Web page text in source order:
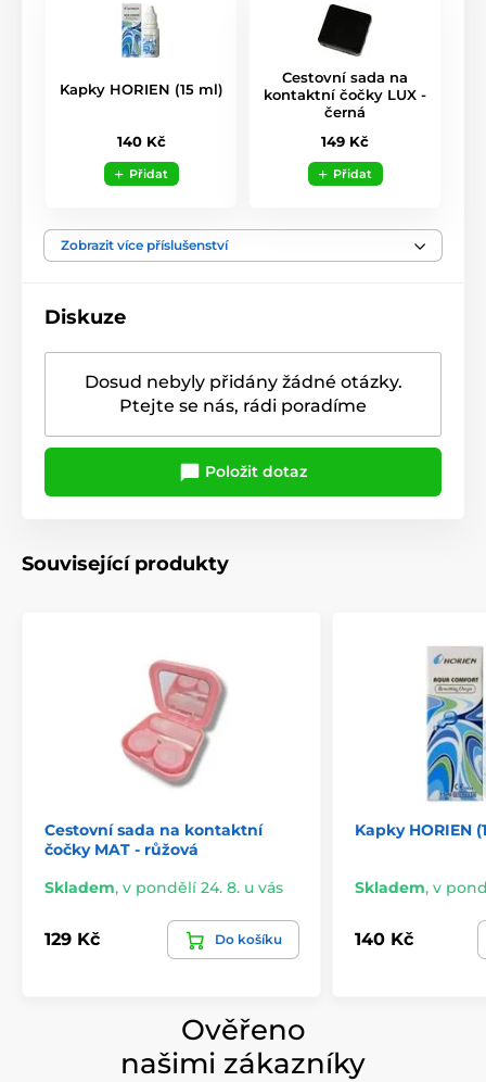
Kapky HORIEN (15 ml)
140 Kč
Přidat
Cestovní sada na
kontaktní čočky LUX -
černá
149 Kč
Přidat
Zobrazit více příslušenství
Diskuze
Dosud nebyly přidány žádné otázky.
Ptejte se nás, rádi poradíme
Položit dotaz
Související produkty
Cestovní sada na kontaktní
čočky MAT - růžová
Skladem, v pondělí 24. 8. u vás
129 Kč Do košíku
Kapky HORIEN
Skladem, v
140 Kč
Ověřeno
našimi zákazníky